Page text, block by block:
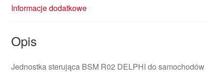
Informacje dodatkowe
Opis
Jednostka sterująca BSM R02 DELPHI do samochodów